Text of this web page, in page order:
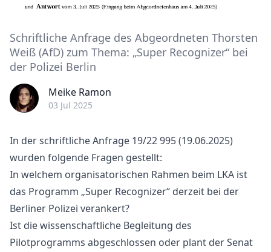
Schriftliche Anfrage des Abgeordneten Thorsten
Weiß (AfD) zum Thema: „Super Recognizer“ bei
der Polizei Berlin
Meike Ramon
03 Jul 2025
In der schriftliche Anfrage 19/22 995 (19.06.2025)
wurden folgende Fragen gestellt:
In welchem organisatorischen Rahmen beim LKA ist
das Programm „Super Recognizer“ derzeit bei der
Berliner Polizei verankert?
Ist die wissenschaftliche Begleitung des
Pilotprogramms abgeschlossen oder plant der Senat